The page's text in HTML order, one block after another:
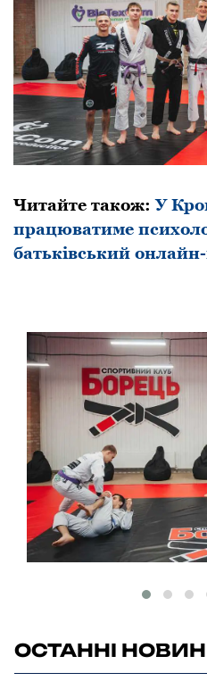
Читайте також:У
пpацюватиме
батьківський
ОСТАННІ